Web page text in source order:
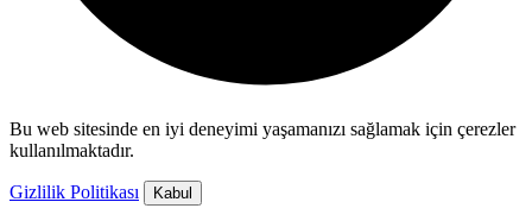
Bu web sitesinde en iyi deneyimi yaşamanızı sağlamak için çerezler
kullanılmaktadır.
Gizlilik Politikası Kabul